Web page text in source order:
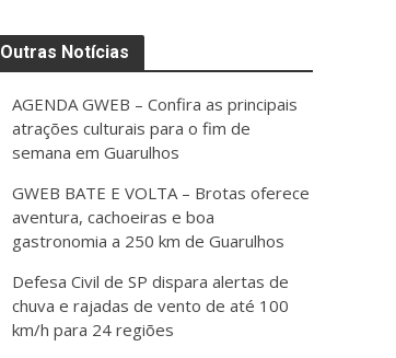
Outras Notícias
AGENDA GWEB – Confira as principais
atrações culturais para o fim de
semana em Guarulhos
GWEB BATE E VOLTA – Brotas oferece
aventura, cachoeiras e boa
gastronomia a 250 km de Guarulhos
Defesa Civil de SP dispara alertas de
chuva e rajadas de vento de até 100
km/h para 24 regiões